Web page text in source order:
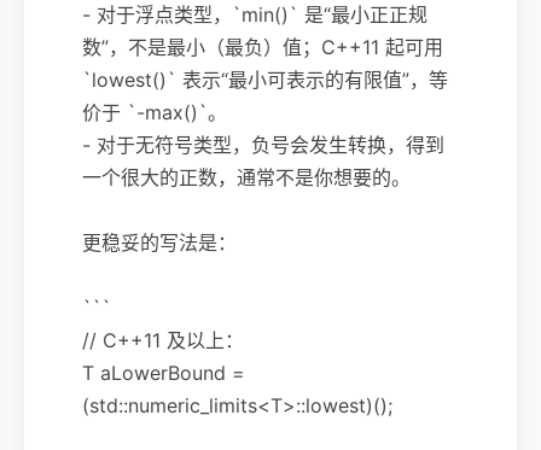
- 对于浮点类型，`min()` 是“最小正正规
数”，不是最小（最负）值；C++11 起可用
`lowest()` 表示“最小可表示的有限值”，等
价于 `-max()`。
- 对于无符号类型，负号会发生转换，得到
一个很大的正数，通常不是你想要的。
更稳妥的写法是：
```
// C++11 及以上：
T aLowerBound =
(std::numeric_limits<T>::lowest)();